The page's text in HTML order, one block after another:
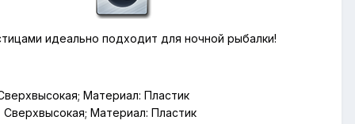
идеально подходит для ночной рыбалки!
Материал: Пластик
Материал: Пластик